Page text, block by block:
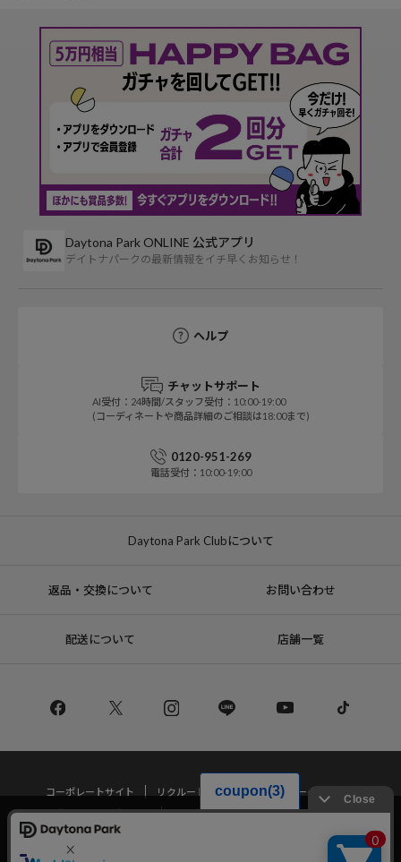
Daytona Park ONLINE 公式アプリ
デイトナパークの最新情報をイチ早くお知らせ！
ヘルプ
チャットサポート
AI受付：24時間/スタッフ受付：10:00-19:00
(コーディネートや商品詳細のご相談は18:00まで)
0120-951-269
電話受付：10:00-19:00
Daytona Park Clubについて
返品・交換について お問い合わせ
配送について 店舗一覧
コーポレートサイト リクルート
サステナブルマークについて
プライバシーポリシー
特定商取引法・古物営業法に基づく表記
当サイトでは利用体験の向上およびコンテンツの最適な提供、トラフィック
の分析を目的としてCookieを使用しています。